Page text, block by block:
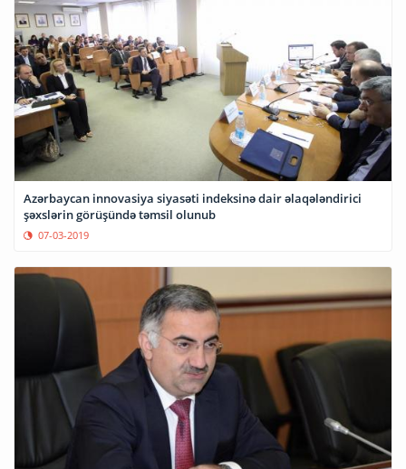
Azərbaycan innovasiya siyasəti indeksinə dair əlaqələndirici
şəxslərin görüşündə təmsil olunub
07-03-2019